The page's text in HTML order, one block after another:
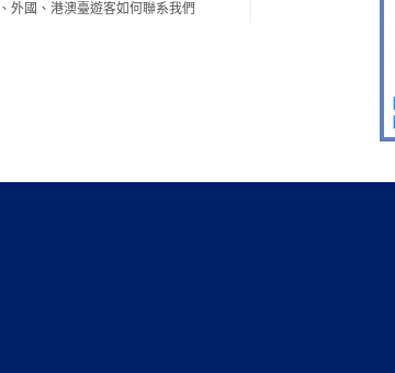
外國、港澳臺遊客如何聯系我們